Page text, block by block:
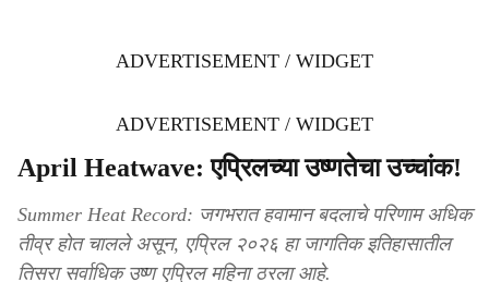
ADVERTISEMENT / WIDGET
ADVERTISEMENT / WIDGET
April Heatwave: एप्रिलच्या उष्णतेचा उच्चांक!
Summer Heat Record: जगभरात हवामान बदलाचे परिणाम अधिक
तीव्र होत चालले असून, एप्रिल २०२६ हा जागतिक इतिहासातील
तिसरा सर्वाधिक उष्ण एप्रिल महिना ठरला आहे.